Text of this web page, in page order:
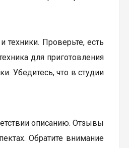
техники. Проверьте, есть
для приготовления
Убедитесь, что в студии
описанию. Отзывы
Обратите внимание